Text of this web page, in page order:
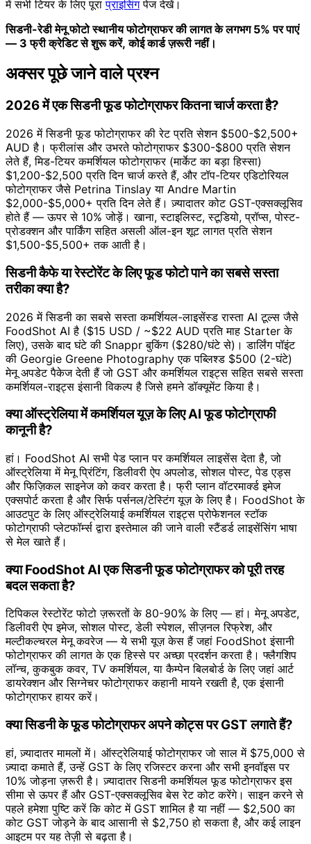
में सभी टियर के लिए पूराप्राइसिंगपेज देखें।
सिडनी-रेडी मेनू फोटो स्थानीय फोटोग्राफर की लागत के लगभग 5% पर पाएं
— 3 फ्री क्रेडिट से शुरू करें, कोई कार्ड ज़रूरी नहीं।
अक्सर पूछे जाने वाले प्रश्न
2026 में एक सिडनी फूड फोटोग्राफर कितना चार्ज करता है?
2026 में सिडनी फूड फोटोग्राफर की रेट प्रति सेशन $500-$2,500+
AUD है। फ्रीलांस और उभरते फोटोग्राफर $300-$800 प्रति सेशन
लेते हैं, मिड-टियर कमर्शियल फोटोग्राफर (मार्केट का बड़ा हिस्सा)
$1,200-$2,500 प्रति दिन चार्ज करते हैं, और टॉप-टियर एडिटोरियल
फोटोग्राफर जैसे Petrina Tinslay या Andre Martin
$2,000-$5,000+ प्रति दिन लेते हैं। ज़्यादातर कोट GST-एक्सक्लूसिव
होते हैं — ऊपर से 10% जोड़ें। खाना, स्टाइलिस्ट, स्टूडियो, प्रॉप्स, पोस्ट-
प्रोडक्शन और पार्किंग सहित असली ऑल-इन शूट लागत प्रति सेशन
$1,500-$5,500+ तक आती है।
सिडनी कैफे या रेस्टोरेंट के लिए फूड फोटो पाने का सबसे सस्ता
तरीका क्या है?
2026 में सिडनी का सबसे सस्ता कमर्शियल-लाइसेंस्ड रास्ता AI टूल्स जैसे
FoodShot AI है ($15 USD / ~$22 AUD प्रति माह Starter के
लिए), उसके बाद घंटे की Snappr बुकिंग ($280/घंटे से)। डार्लिंग पॉइंट
की Georgie Greene Photography एक पब्लिश्ड $500 (2-घंटे)
मेनू अपडेट पैकेज देती हैं जो GST और कमर्शियल राइट्स सहित सबसे सस्ता
कमर्शियल-राइट्स इंसानी विकल्प है जिसे हमने डॉक्यूमेंट किया है।
क्या ऑस्ट्रेलिया में कमर्शियल यूज़ के लिए AI फूड फोटोग्राफी
कानूनी है?
हां। FoodShot AI सभी पेड प्लान पर कमर्शियल लाइसेंस देता है, जो
ऑस्ट्रेलिया में मेनू प्रिंटिंग, डिलीवरी ऐप अपलोड, सोशल पोस्ट, पेड एड्स
और फिज़िकल साइनेज को कवर करता है। फ्री प्लान वॉटरमार्क्ड इमेज
एक्सपोर्ट करता है और सिर्फ पर्सनल/टेस्टिंग यूज़ के लिए है। FoodShot के
आउटपुट के लिए ऑस्ट्रेलियाई कमर्शियल राइट्स प्रोफेशनल स्टॉक
फोटोग्राफी प्लेटफॉर्म्स द्वारा इस्तेमाल की जाने वाली स्टैंडर्ड लाइसेंसिंग भाषा
से मेल खाते हैं।
क्या FoodShot AI एक सिडनी फूड फोटोग्राफर को पूरी तरह
बदल सकता है?
टिपिकल रेस्टोरेंट फोटो ज़रूरतों के 80-90% के लिए — हां। मेनू अपडेट,
डिलीवरी ऐप इमेज, सोशल पोस्ट, डेली स्पेशल, सीज़नल रिफ्रेश, और
मल्टीकल्चरल मेनू कवरेज — ये सभी यूज़ केस हैं जहां FoodShot इंसानी
फोटोग्राफर की लागत के एक हिस्से पर अच्छा प्रदर्शन करता है। फ्लैगशिप
लॉन्च, कुकबुक कवर, TV कमर्शियल, या कैम्पेन बिलबोर्ड के लिए जहां आर्ट
डायरेक्शन और सिग्नेचर फोटोग्राफर कहानी मायने रखती है, एक इंसानी
फोटोग्राफर हायर करें।
क्या सिडनी के फूड फोटोग्राफर अपने कोट्स पर GST लगाते हैं?
हां, ज़्यादातर मामलों में। ऑस्ट्रेलियाई फोटोग्राफर जो साल में $75,000 से
ज़्यादा कमाते हैं, उन्हें GST के लिए रजिस्टर करना और सभी इनवॉइस पर
10% जोड़ना ज़रूरी है। ज़्यादातर सिडनी कमर्शियल फूड फोटोग्राफर इस
सीमा से ऊपर हैं और GST-एक्सक्लूसिव बेस रेट कोट करेंगे। साइन करने से
पहले हमेशा पुष्टि करें कि कोट में GST शामिल है या नहीं — $2,500 का
कोट GST जोड़ने के बाद आसानी से $2,750 हो सकता है, और कई लाइन
आइटम पर यह तेज़ी से बढ़ता है।